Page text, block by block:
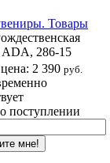
Товары
ADA, 286-15
2 390 руб.
поступлении
мне!